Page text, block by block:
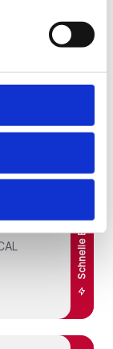
Schnelle Bewerbung
Schnelle Bewerbung